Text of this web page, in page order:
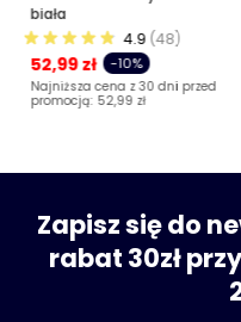
biała
4.9 (48)
52,99 zł -10%
Najniższa cena z 30 dni przed
promocją: 52,99 zł
Zapisz się do
rabat 30zł